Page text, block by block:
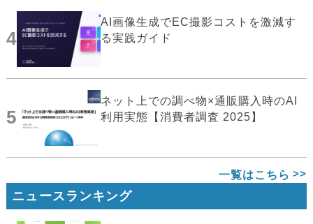
4
AI画像生成でEC撮影コストを激減す
る実践ガイド
5
ネット上での調べ物×通販購入時のAI
利用実態【消費者調査 2025】
一覧はこちら
ニュースランキング